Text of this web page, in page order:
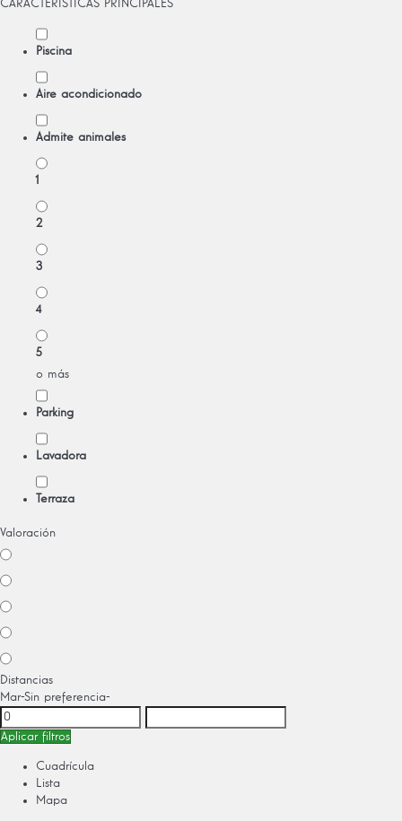
CARACTERÍSTICAS PRINCIPALES
Piscina
Aire acondicionado
Admite animales
1
2
3
4
5
o más
Parking
Lavadora
Terraza
Valoración
Distancias
Mar-Sin preferencia-
Aplicar filtros
Cuadrícula
Lista
Mapa